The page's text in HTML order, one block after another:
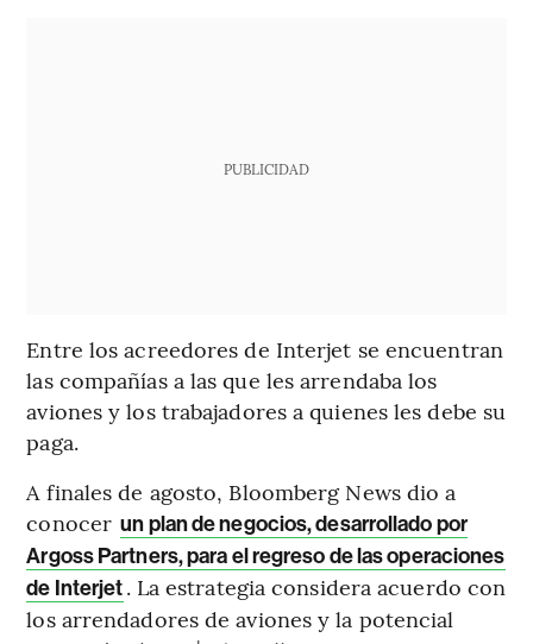
PUBLICIDAD
Entre los acreedores de Interjet se encuentran
las compañías a las que les arrendaba los
aviones y los trabajadores a quienes les debe su
paga.
A finales de agosto, Bloomberg News dio a
conocer un plan de negocios, desarrollado por
Argoss Partners, para el regreso de las operaciones
de Interjet. La estrategia considera acuerdo con
los arrendadores de aviones y la potencial